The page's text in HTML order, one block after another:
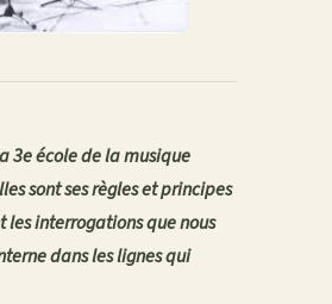
3e école de la musique
sont ses règles et principes
les interrogations que nous
dans les lignes qui